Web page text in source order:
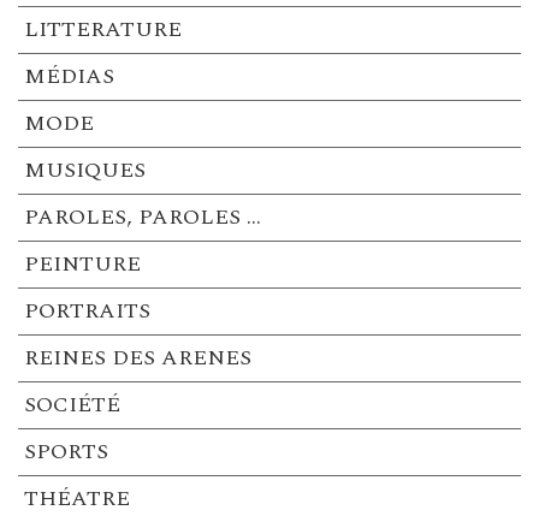
LITTERATURE
MÉDIAS
MODE
MUSIQUES
PAROLES, PAROLES …
PEINTURE
PORTRAITS
REINES DES ARENES
SOCIÉTÉ
SPORTS
THÉATRE